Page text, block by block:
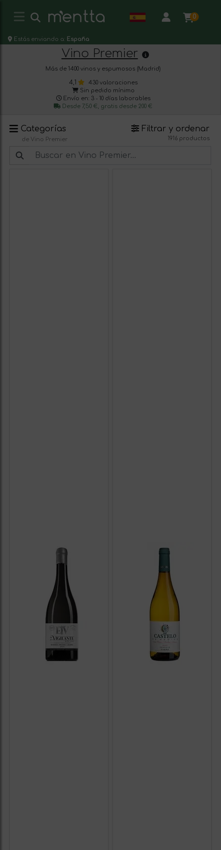
0
Estás enviando a: España
Vino Premier
Más de 1400 vinos y espumosos (Madrid)
4,1
430 valoraciones
Sin pedido mínimo
Envío en: 3 - 10 días laborables
Desde 7,50 €, gratis desde 200 €
Categorías
de Vino Premier
Filtrar y ordenar
1916 productos